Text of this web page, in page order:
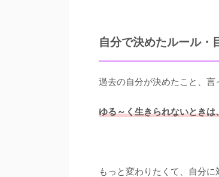
自分で決めたルール・
過去の自分が決めたこと、
ゆる～く生きられないとき
もっと変わりたくて、自分